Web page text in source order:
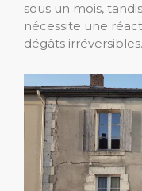
sous un mois,
nécessite une
dégâts irréversibles.